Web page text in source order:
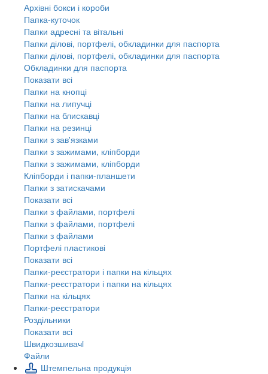
Архівні бокси і короби
Папка-куточок
Папки адресні та вітальні
Папки ділові, портфелі, обкладинки для паспорта
Папки ділові, портфелі, обкладинки для паспорта
Обкладинки для паспорта
Показати всі
Папки на кнопці
Папки на липучці
Папки на блискавці
Папки на резинці
Папки з зав'язками
Папки з зажимами, кліпборди
Папки з зажимами, кліпборди
Кліпборди і папки-планшети
Папки з затискачами
Показати всі
Папки з файлами, портфелі
Папки з файлами, портфелі
Папки з файлами
Портфелі пластикові
Показати всі
Папки-реєстратори і папки на кільцях
Папки-реєстратори і папки на кільцях
Папки на кільцях
Папки-реєстратори
Роздільники
Показати всі
Швидкозшивачi
Файли
Штемпельна продукція